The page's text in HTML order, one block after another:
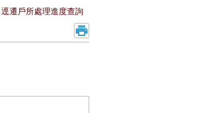
逕遷戶所處理進度查詢